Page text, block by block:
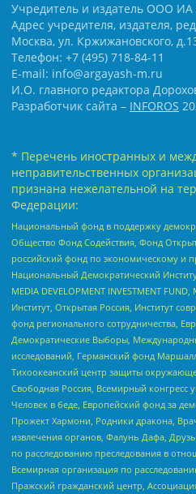
Учредитель и издатель ООО ИА
Адрес учредителя, издателя,
Москва, ул. Кржижановского,
Телефон: +7 (495) 718-84-11
E-mail: info@argayash-m.ru
И.О. главного редактора
Разработчик сайта – INFOROS
* Перечень иностранных и
неправительственных
признана нежелательной на
Федерации:
Национальный фонд в поддержку
Общество Фонд Содействия, Фонд
российский фонд по экономическому и
Национальный Демократический
MEDIA DEVELOPMENT INVESTMENT
Институт, Открытая Россия, Институт
фонд регионального сотрудничества,
Демократические Выборы,
исследований, Германский фонд
Тихоокеанский центр защиты
Свободная Россия, Всемирный конгресс
Человек в беде, Европейский фонд за
Прожект Хармони, Родники дракона,
извлечения органов, Фалунь Дафа,
по расследованию преследования в
Всемирная организация по
Пражский гражданский центр,